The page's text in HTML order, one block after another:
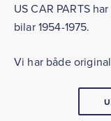
US CAR PARTS
bilar 1954-1975.
Vi har både